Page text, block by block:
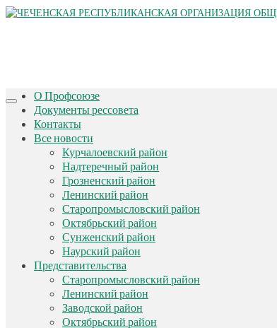
О Профсоюзе
Документы рессовета
Контакты
Все новости
Курчалоевский район
Надтеречный район
Грозненский район
Ленинский район
Старопромысловский район
Октябрьский район
Сунженский район
Наурский район
Представительства
Старопромысловский район
Ленинский район
Заводской район
Октябрьский район